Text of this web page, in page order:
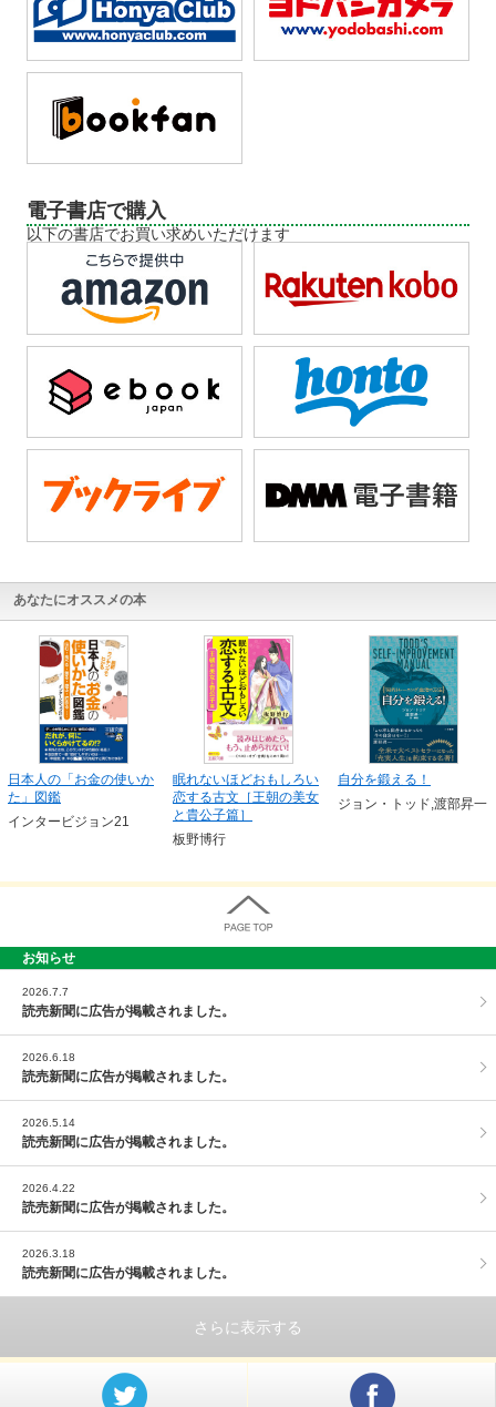
電子書店で購入
以下の書店でお買い求めいただけます
あなたにオススメの本
日本人の「お金の使いか
た」図鑑
インタービジョン21
眠れないほどおもしろい
恋する古文［王朝の美女
と貴公子篇］
板野博行
自分を鍛える！
ジョン・トッド,渡部昇一
お知らせ
2026.7.7
読売新聞に広告が掲載されました。
2026.6.18
読売新聞に広告が掲載されました。
2026.5.14
読売新聞に広告が掲載されました。
2026.4.22
読売新聞に広告が掲載されました。
2026.3.18
読売新聞に広告が掲載されました。
さらに表示する
PAGE TOP